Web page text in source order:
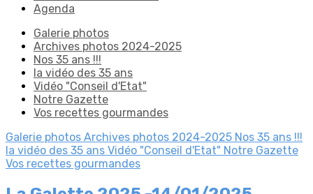
Agenda
Galerie photos
Archives photos 2024-2025
Nos 35 ans !!!
la vidéo des 35 ans
Vidéo "Conseil d'Etat"
Notre Gazette
Vos recettes gourmandes
Galerie photos Archives photos 2024-2025 Nos 35 ans !!!
la vidéo des 35 ans Vidéo "Conseil d'Etat" Notre Gazette
Vos recettes gourmandes